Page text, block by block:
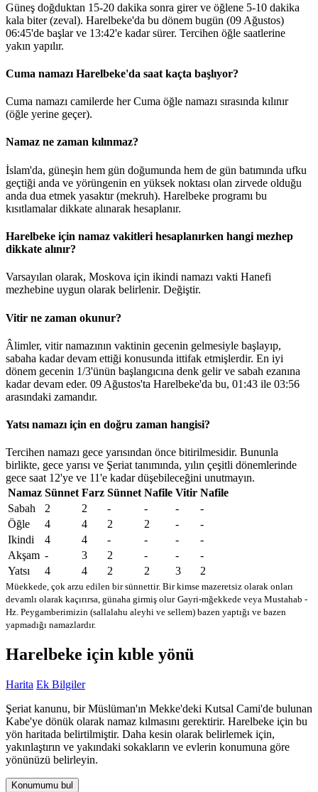
Güneş doğduktan 15-20 dakika sonra girer ve öğlene 5-10 dakika
kala biter (zeval). Harelbeke'da bu dönem bugün (09 Ağustos)
06:45'de başlar ve 13:42'e kadar sürer. Tercihen öğle saatlerine
yakın yapılır.
Cuma namazı Harelbeke'da saat kaçta başlıyor?
Cuma namazı camilerde her Cuma öğle namazı sırasında kılınır
(öğle yerine geçer).
Namaz ne zaman kılınmaz?
İslam'da, güneşin hem gün doğumunda hem de gün batımında ufku
geçtiği anda ve yörüngenin en yüksek noktası olan zirvede olduğu
anda dua etmek yasaktır (mekruh). Harelbeke programı bu
kısıtlamalar dikkate alınarak hesaplanır.
Harelbeke için namaz vakitleri hesaplanırken hangi mezhep
dikkate alınır?
Varsayılan olarak, Moskova için ikindi namazı vakti Hanefi
mezhebine uygun olarak belirlenir. Değiştir.
Vitir ne zaman okunur?
Âlimler, vitir namazının vaktinin gecenin gelmesiyle başlayıp,
sabaha kadar devam ettiği konusunda ittifak etmişlerdir. En iyi
dönem gecenin 1/3'ünün başlangıcına denk gelir ve sabah ezanına
kadar devam eder. 09 Ağustos'ta Harelbeke'da bu, 01:43 ile 03:56
arasındaki zamandır.
Yatsı namazı için en doğru zaman hangisi?
Tercihen namazı gece yarısından önce bitirilmesidir. Bununla
birlikte, gece yarısı ve Şeriat tanımında, yılın çeşitli dönemlerinde
gece saat 12'ye ve 11'e kadar düşebileceğini unutmayın.
Namaz Sünnet Farz Sünnet Nafile Vitir Nafile
Sabah
2 2 - - -
-
Öğle
4 4 2 2 -
-
Ikindi
4 4 - - -
-
Akşam - 3 2 - -
-
Yatsı
4 4 2 2 3 2
Müekkede, çok arzu edilen bir sünnettir. Bir kimse mazeretsiz olarak onları
devamlı olarak kaçırırsa, günaha girmiş olur Gayri-mğekkede veya Mustahab -
Hz. Peygamberimizin (sallalahu aleyhi ve sellem) bazen yaptığı ve bazen
yapmadığı namazlardır.
Harelbeke için kıble yönü
Harita Ek Bilgiler
Şeriat kanunu, bir Müslüman'ın Mekke'deki Kutsal Cami'de bulunan
Kabe'ye dönük olarak namaz kılmasını gerektirir. Harelbeke için bu
yön haritada belirtilmiştir. Daha kesin olarak belirlemek için,
yakınlaştırın ve yakındaki sokakların ve evlerin konumuna göre
yönünüzü belirleyin.
Konumumu bul